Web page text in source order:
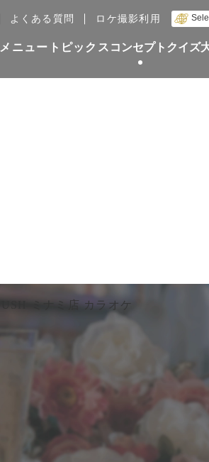
いWindowで開きます。
よくある質問 ロケ撮影利用
ニュー トピックス コンセプト クイズ
ミナミ店 カラオケ